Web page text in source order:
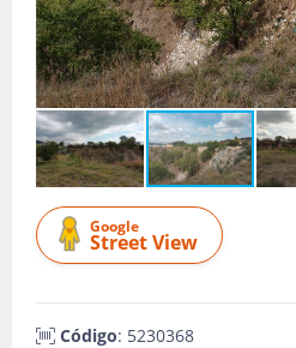
Google
Street View
Código: 5230368